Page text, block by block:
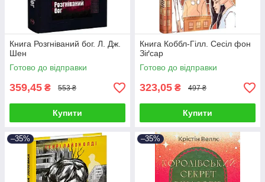
Книга Розгніваний бог. Л. Дж.
Шен
Готово до відправки
359,45 ₴ 553 ₴
Купити
Книга Коббл-Гілл. Сесіл фон
Зіґсар
Готово до відправки
323,05 ₴ 497 ₴
Купити
–35% –35%